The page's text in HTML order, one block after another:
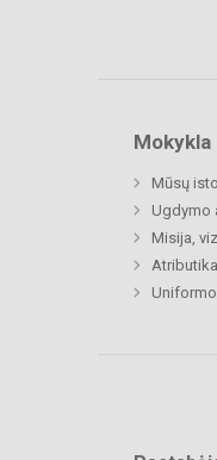
Mūsų
Ugdymo
Misija,